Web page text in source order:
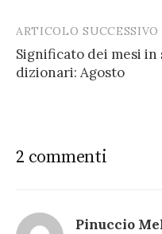
ARTICOLO SUCCESSIVO
Significato dei mesi
dizionari: Agosto
2 commenti
Pinuccio